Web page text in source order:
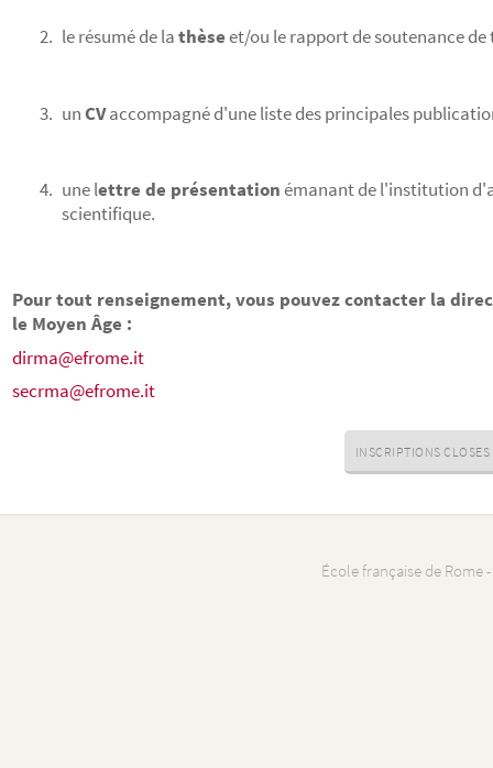
le résumé de lathèseet/ou le rapport de soutenance de
unCVaccompagné d'une liste des principales
une lettre de présentationémanant de l'institution
scientifique.
Pour tout renseignement, vous pouvez contacter la
le Moyen Âge :
dirma@efrome.it
secrma@efrome.it
INSCRIPTIONS CLOSES
École française de Rome -